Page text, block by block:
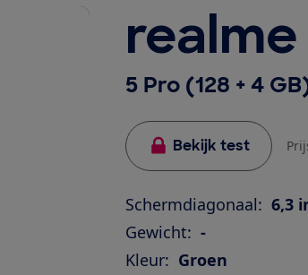
realme
5 Pro (128 + 4
Bekijk test
Schermdiagonaal: 6,3
Gewicht: -
Kleur: Groen